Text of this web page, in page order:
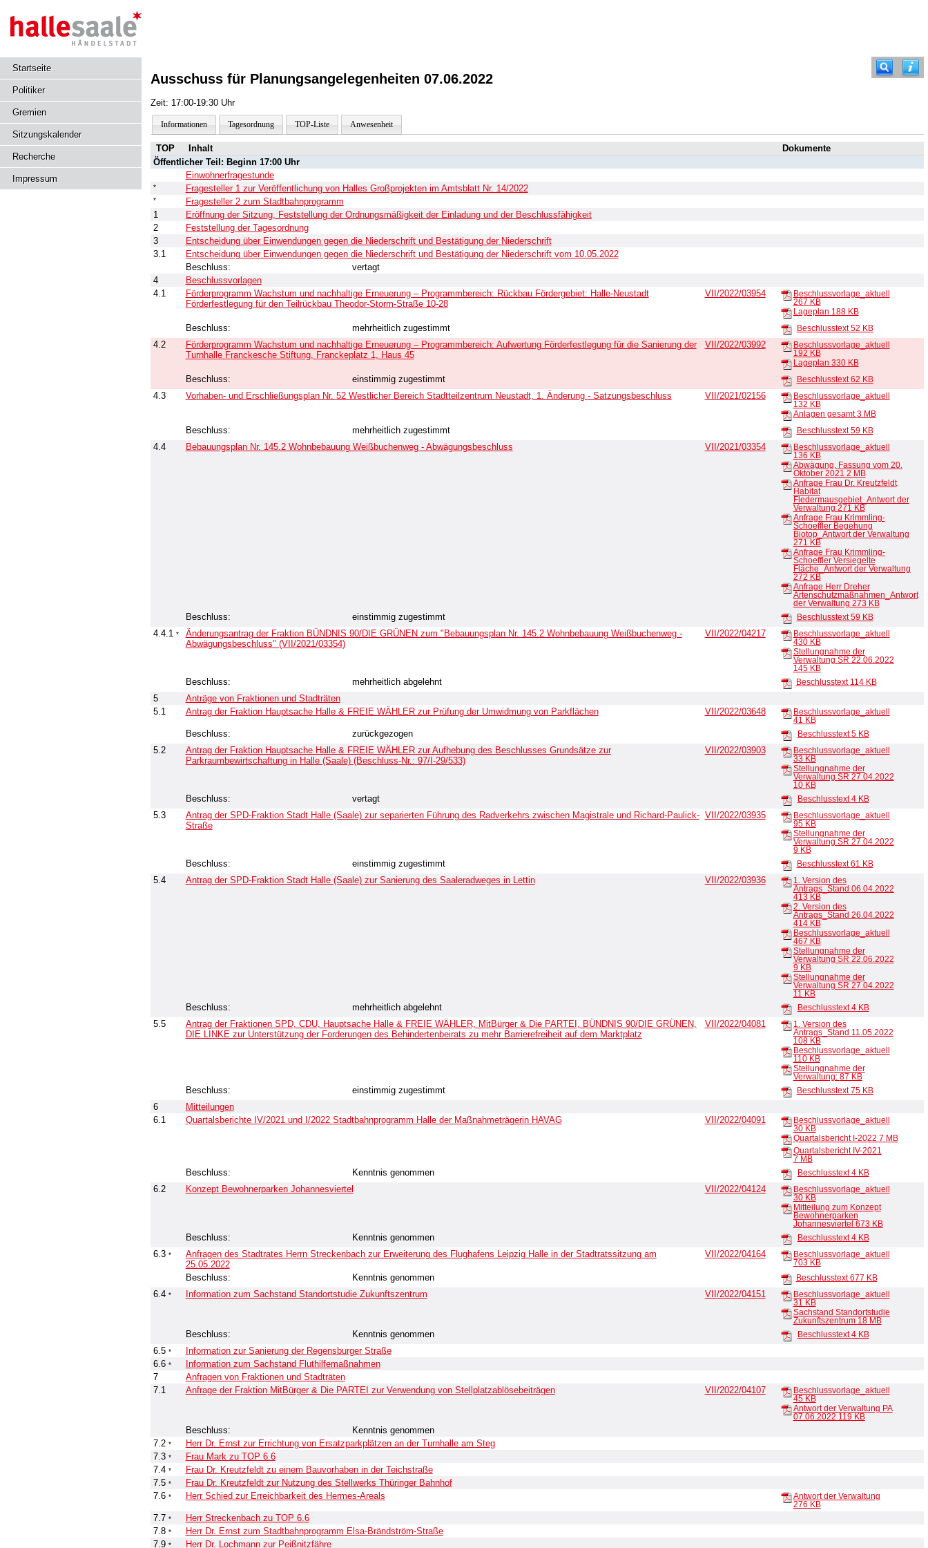
Startseite
Politiker
Gremien
Sitzungskalender
Recherche
Impressum
Ausschuss für Planungsangelegenheiten 07.06.2022
Zeit: 17:00-19:30 Uhr
Informationen Tagesordnung TOP-Liste Anwesenheit
TOP Inhalt
Dokumente
Öffentlicher Teil: Beginn 17:00 Uhr
Einwohnerfragestunde
* Fragesteller 1 zur Veröffentlichung von Halles Großprojekten im Amtsblatt Nr. 14/2022
*
Fragesteller 2 zum Stadtbahnprogramm
1
Eröffnung der Sitzung, Feststellung der Ordnungsmäßigkeit der Einladung und der Beschlussfähigkeit
2
Feststellung der Tagesordnung
3
Entscheidung über Einwendungen gegen die Niederschrift und Bestätigung der Niederschrift
3.1
Entscheidung über Einwendungen gegen die Niederschrift und Bestätigung der Niederschrift vom 10.05.2022
Beschluss:
vertagt
4
Beschlussvorlagen
4.1
Förderprogramm Wachstum und nachhaltige Erneuerung – Programmbereich: Rückbau Fördergebiet: Halle-Neustadt
Förderfestlegung für den Teilrückbau Theodor-Storm-Straße 10-28
VII/2022/03954
Beschlussvorlage_aktuell
267 KB
Lageplan 188 KB
Beschluss: mehrheitlich zugestimmt Beschlusstext52 KB
4.2
Förderprogramm Wachstum und nachhaltige Erneuerung – Programmbereich: Aufwertung Förderfestlegung für die Sanierung der
Turnhalle Franckesche Stiftung, Franckeplatz 1, Haus 45
VII/2022/03992
Beschlussvorlage_aktuell
192 KB
Lageplan 330 KB
Beschluss: einstimmig zugestimmt Beschlusstext62 KB
4.3 Vorhaben- und Erschließungsplan Nr. 52 Westlicher Bereich Stadtteilzentrum Neustadt, 1. Änderung - Satzungsbeschluss VII/2021/02156
Beschlussvorlage_aktuell
132 KB
Anlagen gesamt3 MB
Beschluss: mehrheitlich zugestimmt Beschlusstext59 KB
4.4 Bebauungsplan Nr. 145.2 Wohnbebauung Weißbuchenweg - Abwägungsbeschluss VII/2021/03354
Beschlussvorlage_aktuell
136 KB
Abwägung, Fassung vom 20.
Oktober 2021 2 MB
Anfrage Frau Dr. Kreutzfeldt
Habitat
Fledermausgebiet_Antwort der
Verwaltung 271 KB
Anfrage Frau Krimmling-
Schoeffler Begehung
Biotop_Antwort der Verwaltung
271 KB
Anfrage Frau Krimmling-
Schoeffler Versiegelte
Fläche_Antwort der Verwaltung
272 KB
Anfrage Herr Dreher
Artenschutzmaßnahmen_Antwort
der Verwaltung 273 KB
Beschluss: einstimmig zugestimmt Beschlusstext59 KB
4.4.1 *
Änderungsantrag der Fraktion BÜNDNIS 90/DIE GRÜNEN zum "Bebauungsplan Nr. 145.2 Wohnbebauung Weißbuchenweg -
Abwägungsbeschluss" (VII/2021/03354)
VII/2022/04217
Beschlussvorlage_aktuell
430 KB
Stellungnahme der
Verwaltung SR 22.06.2022
145 KB
Beschluss: mehrheitlich abgelehnt Beschlusstext 114 KB
5
Anträge von Fraktionen und Stadträten
5.1
Antrag der Fraktion Hauptsache Halle & FREIE WÄHLER zur Prüfung der Umwidmung von Parkflächen VII/2022/03648
Beschlussvorlage_aktuell
41 KB
Beschluss: zurückgezogen Beschlusstext5 KB
5.2
Antrag der Fraktion Hauptsache Halle & FREIE WÄHLER zur Aufhebung des Beschlusses Grundsätze zur
Parkraumbewirtschaftung in Halle (Saale) (Beschluss-Nr.: 97/I-29/533)
VII/2022/03903
Beschlussvorlage_aktuell
33 KB
Stellungnahme der
Verwaltung SR 27.04.2022
10 KB
Beschluss: vertagt Beschlusstext4 KB
5.3
Antrag der SPD-Fraktion Stadt Halle (Saale) zur separierten Führung des Radverkehrs zwischen Magistrale und Richard-Paulick-
Straße
VII/2022/03935
Beschlussvorlage_aktuell
95 KB
Stellungnahme der
Verwaltung SR 27.04.2022
9 KB
Beschluss: einstimmig zugestimmt Beschlusstext61 KB
5.4 Antrag der SPD-Fraktion Stadt Halle (Saale) zur Sanierung des Saaleradweges in Lettin VII/2022/03936
1. Version des
Antrags_Stand 06.04.2022
413 KB
2. Version des
Antrags_Stand 26.04.2022
414 KB
Beschlussvorlage_aktuell
467 KB
Stellungnahme der
Verwaltung SR 22.06.2022
9 KB
Stellungnahme der
Verwaltung SR 27.04.2022
11 KB
Beschluss: mehrheitlich abgelehnt Beschlusstext4 KB
5.5
Antrag der Fraktionen SPD, CDU, Hauptsache Halle & FREIE WÄHLER, MitBürger & Die PARTEI, BÜNDNIS 90/DIE GRÜNEN,
DIE LINKE zur Unterstützung der Forderungen des Behindertenbeirats zu mehr Barrierefreiheit auf dem Marktplatz
VII/2022/04081
1. Version des
Antrags_Stand 11.05.2022
108 KB
Beschlussvorlage_aktuell
110 KB
Stellungnahme der
Verwaltung: 87 KB
Beschluss: einstimmig zugestimmt Beschlusstext75 KB
6
Mitteilungen
6.1
Quartalsberichte IV/2021 und I/2022 Stadtbahnprogramm Halle der Maßnahmeträgerin HAVAG VII/2022/04091
Beschlussvorlage_aktuell
30 KB
Quartalsbericht I-2022 7 MB
Quartalsbericht IV-2021
7 MB
Beschluss: Kenntnis genommen Beschlusstext4 KB
6.2 Konzept Bewohnerparken Johannesviertel VII/2022/04124
Beschlussvorlage_aktuell
30 KB
Mitteilung zum Konzept
Bewohnerparken
Johannesviertel 673 KB
Beschluss: Kenntnis genommen Beschlusstext4 KB
6.3 *
Anfragen des Stadtrates Herrn Streckenbach zur Erweiterung des Flughafens Leipzig Halle in der Stadtratssitzung am
25.05.2022
VII/2022/04164
Beschlussvorlage_aktuell
703 KB
Beschluss: Kenntnis genommen Beschlusstext677 KB
6.4 * Information zum Sachstand Standortstudie Zukunftszentrum VII/2022/04151
Beschlussvorlage_aktuell
31 KB
Sachstand Standortstudie
Zukunftszentrum 18 MB
Beschluss: Kenntnis genommen Beschlusstext4 KB
6.5 *
Information zur Sanierung der Regensburger Straße
6.6 *
Information zum Sachstand Fluthilfemaßnahmen
7
Anfragen von Fraktionen und Stadträten
7.1
Anfrage der Fraktion MitBürger & Die PARTEI zur Verwendung von Stellplatzablösebeiträgen VII/2022/04107
Beschlussvorlage_aktuell
45 KB
Antwort der Verwaltung PA
07.06.2022 119 KB
Beschluss:
Kenntnis genommen
7.2 *
Herr Dr. Ernst zur Errichtung von Ersatzparkplätzen an der Turnhalle am Steg
7.3 *
Frau Mark zu TOP 6.6
7.4 *
Frau Dr. Kreutzfeldt zu einem Bauvorhaben in der Teichstraße
7.5 *
Frau Dr. Kreutzfeldt zur Nutzung des Stellwerks Thüringer Bahnhof
7.6 * Herr Schied zur Erreichbarkeit des Hermes-Areals
Antwort der Verwaltung
276 KB
7.7 *
Herr Streckenbach zu TOP 6.6
7.8 *
Herr Dr. Ernst zum Stadtbahnprogramm Elsa-Brändström-Straße
7.9 * Herr Dr. Lochmann zur Peißnitzfähre